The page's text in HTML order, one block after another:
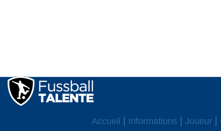
Accueil Informations Joueur